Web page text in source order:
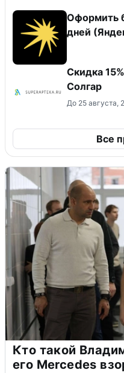
Оформить
дней
Скидка
Солгар
До 25 августа,
Все
Кто такой
его Mercedes